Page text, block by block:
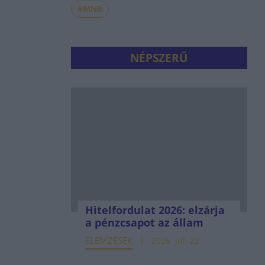
#MNB
NÉPSZERŰ
Hitelfordulat 2026: elzárja
a pénzcsapot az állam
ELEMZÉSEK 2026. júl. 22.